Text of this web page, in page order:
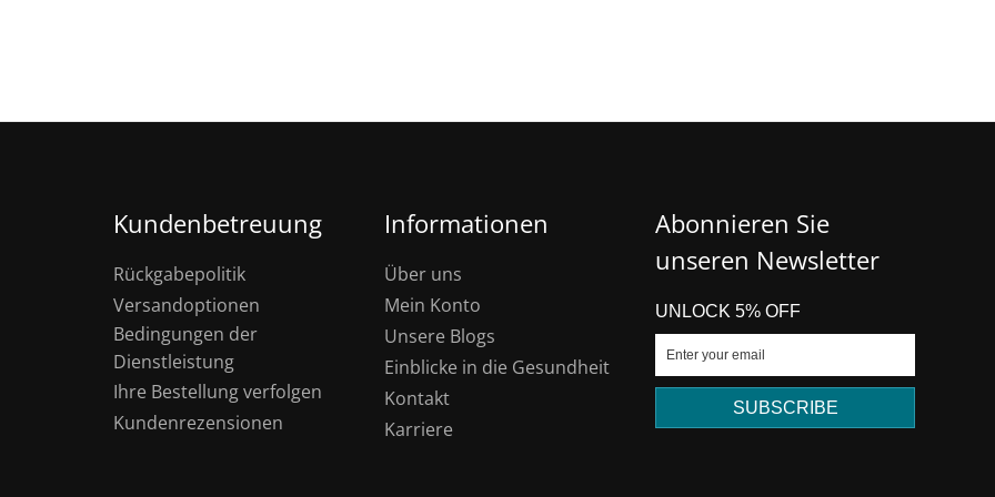
Kundenbetreuung
Rückgabepolitik
Versandoptionen
Bedingungen der
Dienstleistung
Ihre Bestellung verfolgen
Kundenrezensionen
Informationen
Über uns
Mein Konto
Unsere Blogs
Einblicke in die Gesundheit
Kontakt
Karriere
Abonnieren Sie
unseren Newsletter
UNLOCK 5% OFF
SUBSCRIBE